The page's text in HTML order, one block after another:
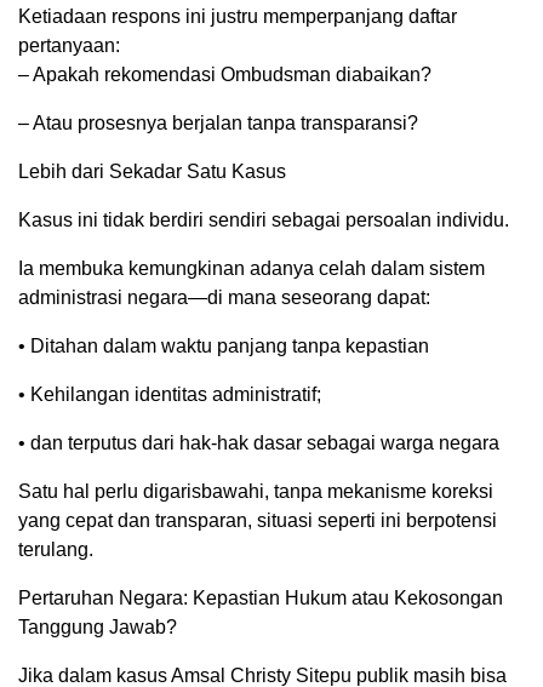
Ketiadaan respons ini justru memperpanjang daftar
pertanyaan:
– Apakah rekomendasi Ombudsman diabaikan?
– Atau prosesnya berjalan tanpa transparansi?
Lebih dari Sekadar Satu Kasus
Kasus ini tidak berdiri sendiri sebagai persoalan individu.
Ia membuka kemungkinan adanya celah dalam sistem
administrasi negara—di mana seseorang dapat:
• Ditahan dalam waktu panjang tanpa kepastian
• Kehilangan identitas administratif;
• dan terputus dari hak-hak dasar sebagai warga negara
Satu hal perlu digarisbawahi, tanpa mekanisme koreksi
yang cepat dan transparan, situasi seperti ini berpotensi
terulang.
Pertaruhan Negara: Kepastian Hukum atau Kekosongan
Tanggung Jawab?
Jika dalam kasus Amsal Christy Sitepu publik masih bisa